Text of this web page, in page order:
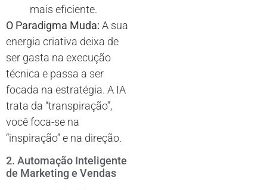
mais eficiente.
O Paradigma Muda: A sua
energia criativa deixa de
ser gasta na execução
técnica e passa a ser
focada na estratégia. A IA
trata da “transpiração”,
você foca-se na
“inspiração” e na direção.
2. Automação Inteligente
de Marketing e Vendas